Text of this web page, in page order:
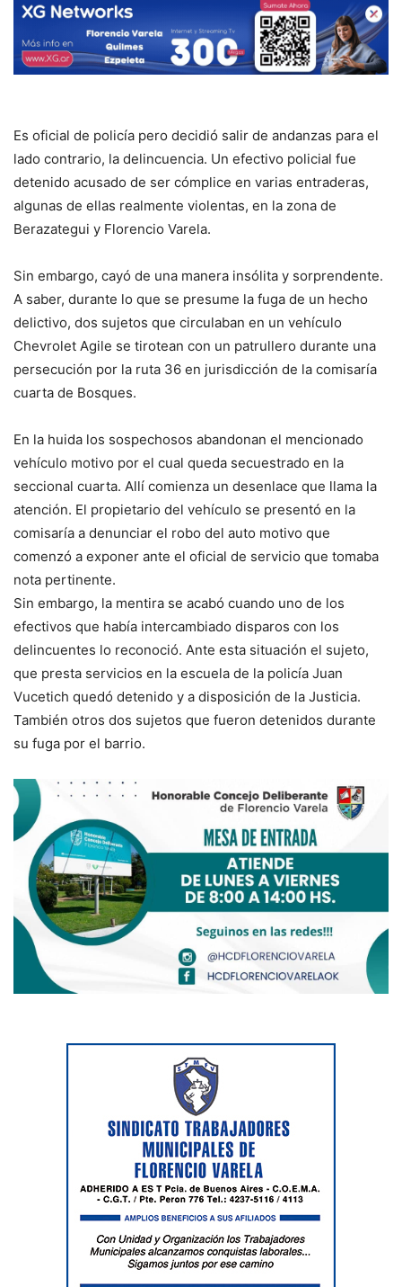
Es oficial de policía pero decidió salir de andanzas para el
lado contrario, la delincuencia. Un efectivo policial fue
detenido acusado de ser cómplice en varias entraderas,
algunas de ellas realmente violentas, en la zona de
Berazategui y Florencio Varela.
Sin embargo, cayó de una manera insólita y sorprendente.
A saber, durante lo que se presume la fuga de un hecho
delictivo, dos sujetos que circulaban en un vehículo
Chevrolet Agile se tirotean con un patrullero durante una
persecución por la ruta 36 en jurisdicción de la comisaría
cuarta de Bosques.
En la huida los sospechosos abandonan el mencionado
vehículo motivo por el cual queda secuestrado en la
seccional cuarta. Allí comienza un desenlace que llama la
atención. El propietario del vehículo se presentó en la
comisaría a denunciar el robo del auto motivo que
comenzó a exponer ante el oficial de servicio que tomaba
nota pertinente.
Sin embargo, la mentira se acabó cuando uno de los
efectivos que había intercambiado disparos con los
delincuentes lo reconoció. Ante esta situación el sujeto,
que presta servicios en la escuela de la policía Juan
Vucetich quedó detenido y a disposición de la Justicia.
También otros dos sujetos que fueron detenidos durante
su fuga por el barrio.